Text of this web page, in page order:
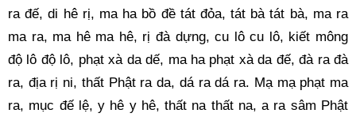
ra đế, di hê rị, ma ha bồ đề tát đỏa, tát bà tát bà, ma ra
ma ra, ma hê ma hê, rị đà dựng, cu lô cu lô, kiết mông
độ lô độ lô, phạt xà da dế, ma ha phạt xà da đế, đà ra đà
ra, địa rị ni, thất Phật ra da, dá ra dá ra. Mạ mạ phạt ma
ra, mục đế lệ, y hê y hê, thất na thất na, a ra sâm Phật